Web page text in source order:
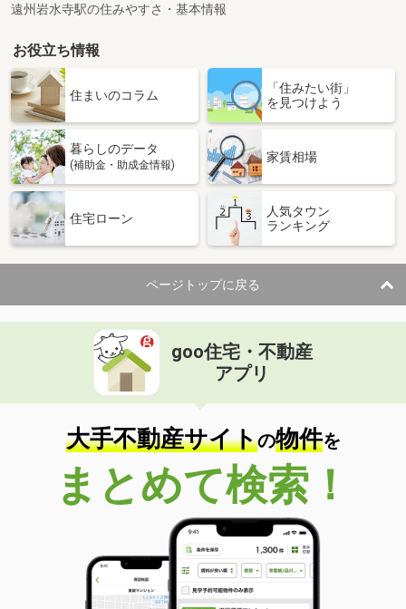
遠州岩水寺駅の住みやすさ・基本情報
お役立ち情報
住まいのコラム
「住みたい街」
を見つけよう
暮らしのデータ
(補助金・助成金情報)
家賃相場
住宅ローン
人気タウン
ランキング
ページトップに戻る
goo住宅・不動産
アプリ
大手不動産サイトの物件を
まとめて検索！